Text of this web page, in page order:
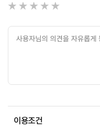
이용조건